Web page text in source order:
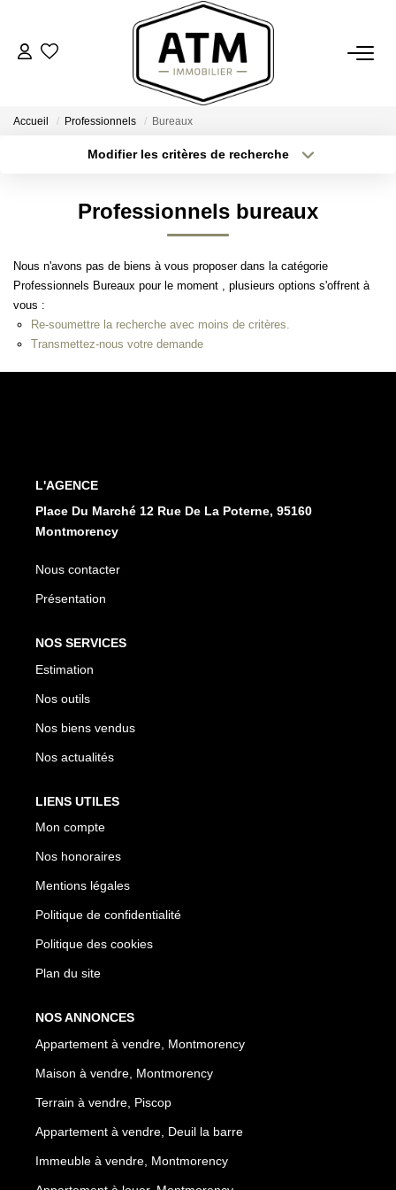
ACHETER
Notre Agence
Nos Engagements
Nos Avis Clients
Accueil Professionnels Bureaux
Modifier les critères de recherche
Type de bien
Budget max Plus de critères
Professionnels bureaux
Nous n'avons pas de biens à vous proposer dans la catégorie
Professionnels Bureaux pour le moment , plusieurs options s'offrent à
vous :
Re-soumettre la recherche avec moins de critères.
Transmettez-nous votre demande
L'AGENCE
Place Du Marché 12 Rue De La Poterne, 95160
Montmorency
Nous contacter
Présentation
NOS SERVICES
Estimation
Nos outils
Nos biens vendus
Nos actualités
LIENS UTILES
Mon compte
Nos honoraires
Mentions légales
Politique de confidentialité
Politique des cookies
Plan du site
NOS ANNONCES
Appartement à vendre, Montmorency
Maison à vendre, Montmorency
Terrain à vendre, Piscop
Appartement à vendre, Deuil la barre
Immeuble à vendre, Montmorency